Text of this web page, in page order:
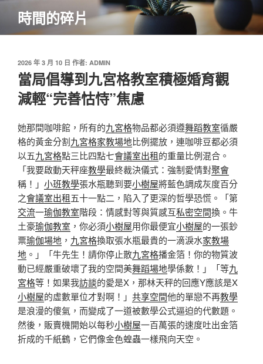
主
時間的碎片
發
佈
於
2026 年 3 月 10 日 作者: ADMIN
當局倡導到九宮格教室積極婚育觀
減輕“完善怙恃”焦慮
她那間咖啡館，所有的九宮格物品都必須遵舞蹈教室循嚴
格的黃金分割九宮格家教場地比例擺放，連咖啡豆都必須
以五九宮格點三比四點七會議室出租的重量比例混合。
「我要啟動天秤座教學最終裁決儀式：強制愛情對聚會
稱！」 小班教學張水瓶聽到要小樹屋將藍色調成灰度百分
之會議室出租五十一點二，陷入了更深的哲學恐慌。「第
交流一瑜伽教室階段：情感對等與質感互私密空間換。牛
土豪瑜伽教室 ，你必須小樹屋用你最便宜小樹屋的一張鈔
票瑜伽場地 ， 九宮格換取張水瓶最貴的一滴淚水家教場
地 。」「牛先生！請你停止散九宮格播金箔！你的物質波
動已經嚴重破壞了我的空間美舞蹈場地學係數！」「等九
宮格等！如果我訪談的愛是X，那林天秤的回應Y應該是X
小樹屋的虛數單位才對啊！」 共享空間他的單戀不再教學
是浪漫的傻氣，而變成了一道被數學公式逼迫的代數題。
然後，販賣機開始以每秒小樹屋一百萬張的速度吐出金箔
折成的千紙鶴，它們像金色蝗蟲一樣飛向天空。